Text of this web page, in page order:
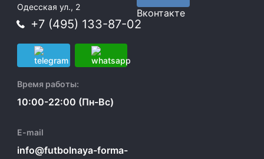
Одесская ул., 2
+7 (495) 133-87-02
Время работы:
10:00-22:00 (Пн-Вс)
E-mail
info@futbolnaya-forma-
Вконтакте